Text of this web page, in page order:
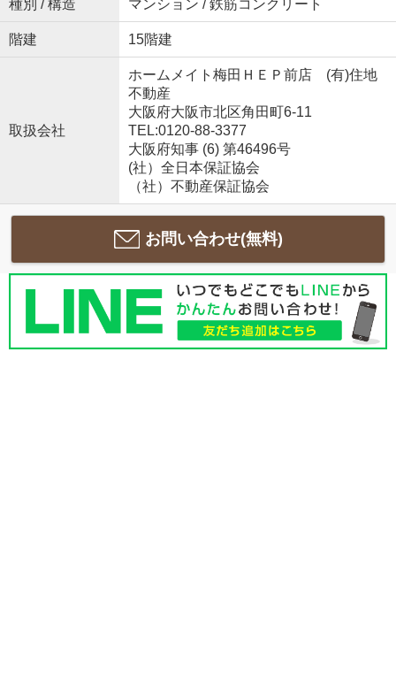
種別 / 構造 マンション / 鉄筋コンクリート
階建 15階建
取扱会社
ホームメイト梅田ＨＥＰ前店 (有)住地
不動産
大阪府大阪市北区角田町6-11
TEL:0120-88-3377
大阪府知事 (6) 第46496号
(社）全日本保証協会
（社）不動産保証協会
お問い合わせ(無料)